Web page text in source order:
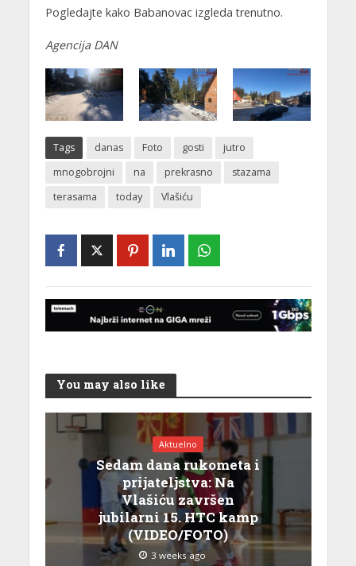
Pogledajte kako Babanovac izgleda trenutno.
Agencija DAN
Tags danas Foto gosti
jutro
mnogobrojni
na prekrasno
stazama
terasama
today Vlašiću
You may also like
Aktuelno
Sedam dana rukometa i
prijateljstva: Na
Vlašiću završen
jubilarni 15. HTC kamp
(VIDEO/FOTO)
3 weeks ago